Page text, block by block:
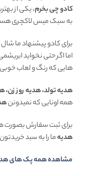
کادو چی بخرم، یکی از
به سبک میس لاکچری
برای کادو پیشنهاد ما
اما اگر حتی نخواید
هایی که رنگ و لعاب
هدیه تولد، هدیه روز زن،
همه اونایی که نمیدونن
برای ثبت سفارش بصورت
هدیهما را به سبد
مشاهده همه پک های